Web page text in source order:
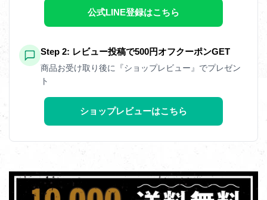
公式LINE登録はこちら
Step 2: レビュー投稿で500円オフクーポンGET
商品お受け取り後に『ショップレビュー』でプレゼン
ト
ショップレビューはこちら